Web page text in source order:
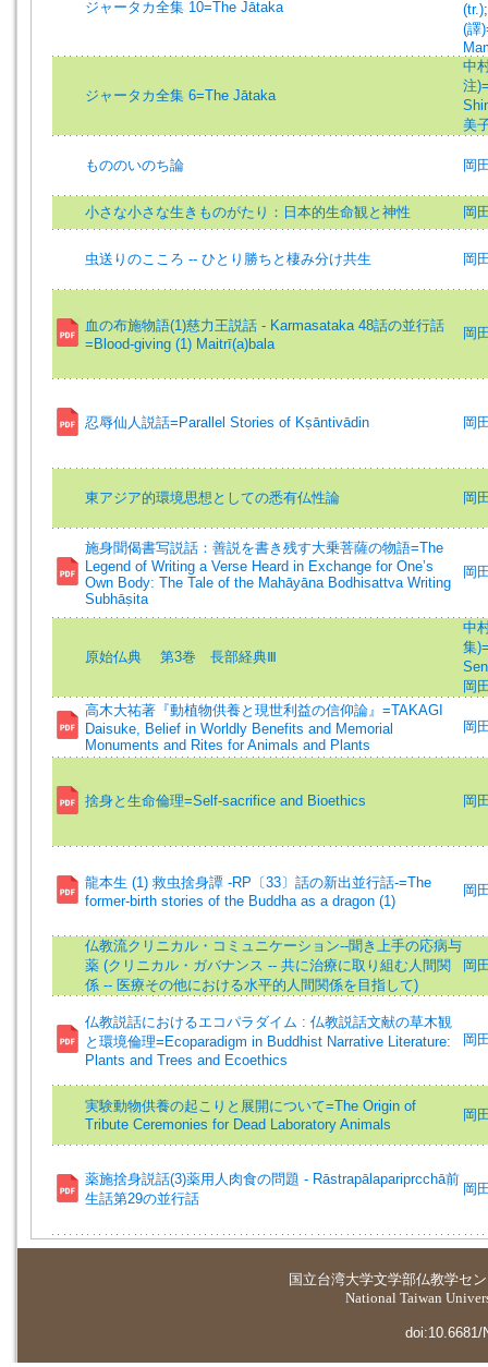
ジャータカ全集 10=The Jātaka
(tr.)
(譯
ジャータカ全集 6=The Jātaka
中
注
美
もののいのち論 岡
小さな小さな生きものがたり：日本的生命観と神性 岡
虫送りのこころ -- ひとり勝ちと棲み分け共生 岡
血の布施物語(1)慈力王説話 - Karmasataka 48話の並行話
=Blood-giving (1) Maitrī(a)bala
岡
忍辱仙人説話=Parallel Stories of Kṣāntivādin 岡
東アジア的環境思想としての悉有仏性論 岡
施身聞偈書写説話：善説を書き残す大乗菩薩の物語=The
Legend of Writing a Verse Heard in Exchange for One’s
Own Body: The Tale of the Mahāyāna Bodhisattva Writing
Subhāṣita
岡
原始仏典 第3巻 長部経典Ⅲ
中
集
岡
高木大祐著『動植物供養と現世利益の信仰論』=TAKAGI
Daisuke, Belief in Worldly Benefits and Memorial
Monuments and Rites for Animals and Plants
岡
捨身と生命倫理=Self-sacrifice and Bioethics 岡
龍本生 (1) 救虫捨身譚 -RP〔33〕話の新出並行話-=The
former-birth stories of the Buddha as a dragon (1)
岡
仏教流クリニカル・コミュニケーション--聞き上手の応病与
薬 (クリニカル・ガバナンス -- 共に治療に取り組む人間関
係 -- 医療その他における水平的人間関係を目指して)
岡
仏教説話におけるエコパラダイム : 仏教説話文献の草木観
と環境倫理=Ecoparadigm in Buddhist Narrative Literature:
Plants and Trees and Ecoethics
岡
実験動物供養の起こりと展開について=The Origin of
Tribute Ceremonies for Dead Laboratory Animals
岡
薬施捨身説話(3)薬用人肉食の問題 - Rāstrapālapariprcchā前
生話第29の並行話
岡
国立台湾大学文学部仏教学セ
National Taiwan
doi:10.6681/